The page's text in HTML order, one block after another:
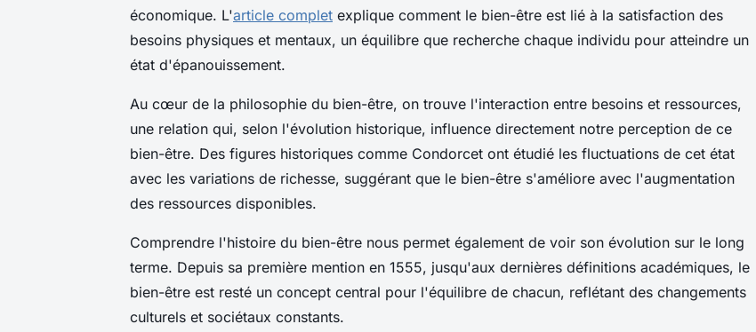
économique. L'article complet explique comment le bien-être est lié à la satisfaction des
besoins physiques et mentaux, un équilibre que recherche chaque individu pour atteindre un
état d'épanouissement.
Au cœur de la philosophie du bien-être, on trouve l'interaction entre besoins et ressources,
une relation qui, selon l'évolution historique, influence directement notre perception de ce
bien-être. Des figures historiques comme Condorcet ont étudié les fluctuations de cet état
avec les variations de richesse, suggérant que le bien-être s'améliore avec l'augmentation
des ressources disponibles.
Comprendre l'histoire du bien-être nous permet également de voir son évolution sur le long
terme. Depuis sa première mention en 1555, jusqu'aux dernières définitions académiques, le
bien-être est resté un concept central pour l'équilibre de chacun, reflétant des changements
culturels et sociétaux constants.